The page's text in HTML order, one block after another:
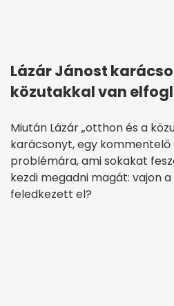
Lázár Jánost
közutakkal van
Miután Lázár „otthon és a
karácsonyt, egy
problémára, ami sokakat
kezdi megadni magát: vajon
feledkezett el?